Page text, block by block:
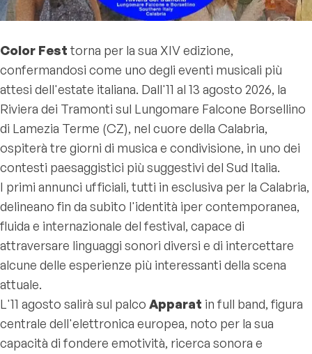
Color Fest torna per la sua XIV edizione,
confermandosi come uno degli eventi musicali più
attesi dell'estate italiana. Dall'11 al 13 agosto 2026, la
Riviera dei Tramonti sul Lungomare Falcone Borsellino
di Lamezia Terme (CZ), nel cuore della Calabria,
ospiterà tre giorni di musica e condivisione, in uno dei
contesti paesaggistici più suggestivi del Sud Italia.
I primi annunci ufficiali, tutti in esclusiva per la Calabria,
delineano fin da subito l'identità iper contemporanea,
fluida e internazionale del festival, capace di
attraversare linguaggi sonori diversi e di intercettare
alcune delle esperienze più interessanti della scena
attuale.
L'11 agosto salirà sul palco Apparat in full band, figura
centrale dell'elettronica europea, noto per la sua
capacità di fondere emotività, ricerca sonora e